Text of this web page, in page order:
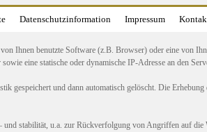
Datenschutzinformation Impressum
Ihnen benutzte Software (z.B. Browser) oder eine von
eine statische oder dynamische IP-Adresse an den
gespeichert und dann automatisch gelöscht. Die
stabilität, u.a. zur Rückverfolgung von Angriffen auf